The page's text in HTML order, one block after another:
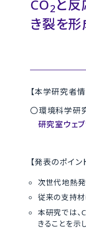
CO2と
き裂を
【本学研究者情
〇環境科学
研究室ウェ
【発表のポイン
次世代地熱発
従来の支持材
本研究では、
きることを示